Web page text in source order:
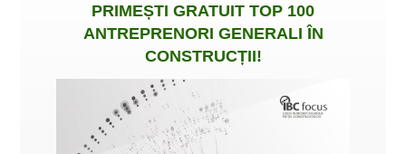
PRIMEȘTI GRATUIT TOP 100
ANTREPRENORI GENERALI ÎN
CONSTRUCȚII!